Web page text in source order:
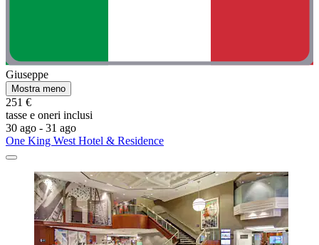
Giuseppe
Mostra meno
251 €
tasse e oneri inclusi
30 ago - 31 ago
One King West Hotel & Residence